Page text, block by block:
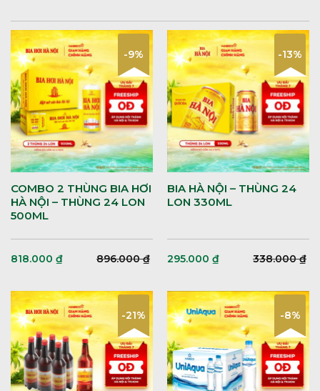
-9%
COMBO 2 THÙNG BIA HƠI
HÀ NỘI – THÙNG 24 LON
500ML
818.000 ₫ 896.000₫
-13%
BIA HÀ NỘI – THÙNG 24
LON 330ML
295.000 ₫ 338.000₫
-21% -8%